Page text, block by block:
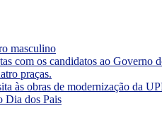
masculino
com os candidatos ao Governo
praças.
às obras de modernização da
Dia dos Pais